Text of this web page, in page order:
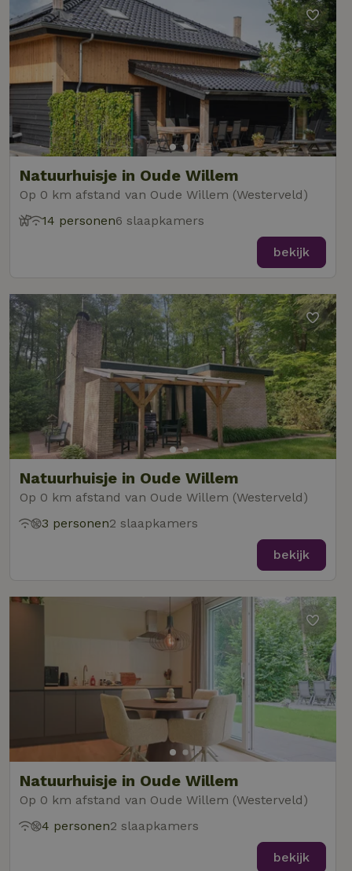
Natuurhuisje in Oude Willem
Op 0 km afstand van Oude Willem (Westerveld)
14 personen6 slaapkamers
bekijk
Natuurhuisje in Oude Willem
Op 0 km afstand van Oude Willem (Westerveld)
3 personen2 slaapkamers
bekijk
Natuurhuisje in Oude Willem
Op 0 km afstand van Oude Willem (Westerveld)
4 personen2 slaapkamers
bekijk